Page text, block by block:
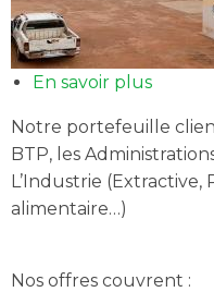
En savoir plus
B2B
Notre portefeuille
BTP, les
L’Industrie
alimentaire…)
Nos offres couvrent :